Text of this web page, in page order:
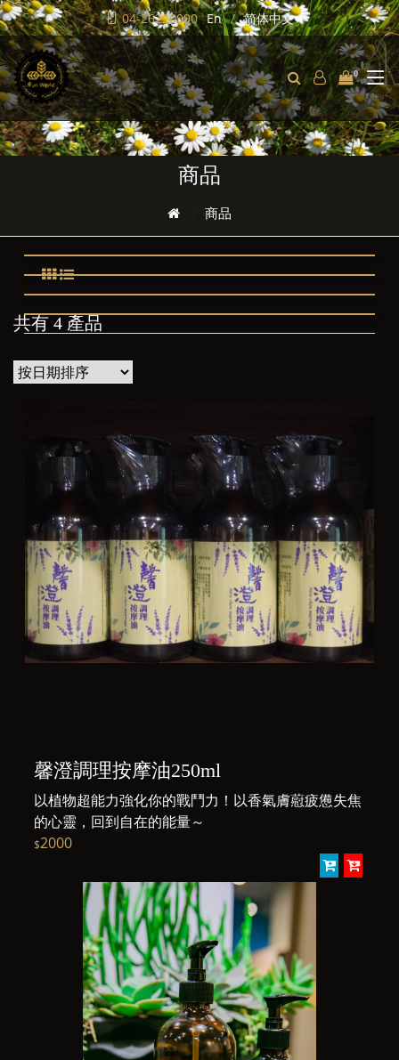
04-26220990 En 简体中文
0
商品
商品
共有 4 產品
馨澄調理按摩油250ml
以植物超能力強化你的戰鬥力！以香氣膚藯疲憊失焦
的心靈，回到自在的能量～
$2000